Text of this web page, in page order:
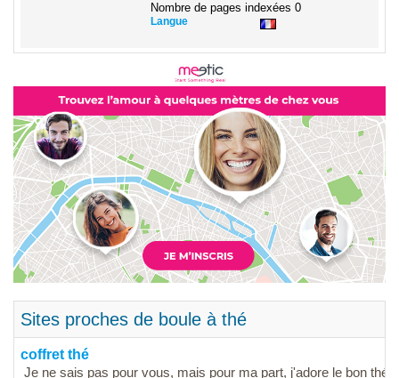
Nombre de pages indexées 0
Langue
Sites proches de boule à thé
coffret thé
Je ne sais pas pour vous, mais pour ma part, j'adore le bon thé,